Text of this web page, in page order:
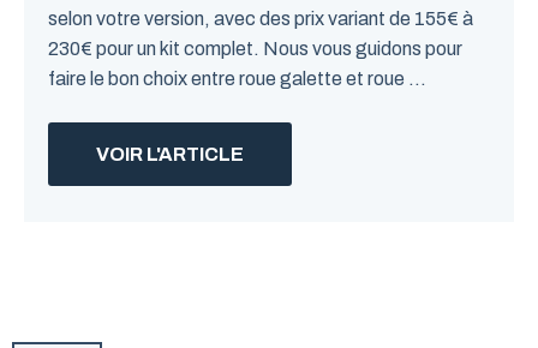
selon votre version, avec des prix variant de 155€ à
230€ pour un kit complet. Nous vous guidons pour
faire le bon choix entre roue galette et roue ...
VOIR L'ARTICLE